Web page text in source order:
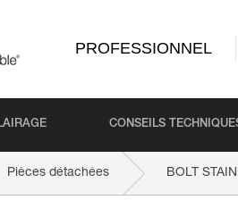
PROFESSIONNEL
CONSEILS
Pièces détachées BOLT